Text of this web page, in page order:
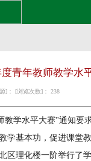
青年教师教学水
]： [浏览次数]： 238
教学水平大赛''通知要
学基本功，促进课堂
区理化楼一阶举行了